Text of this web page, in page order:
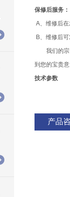
保修后服务：
A、维修后
B、维修后
我们的宗旨
到您的宝贵
技术参数
产品